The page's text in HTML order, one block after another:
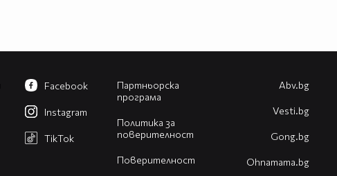
Партньорска
програма
Политика за
поверителност
Поверителност
Facebook
Instagram
TikTok
Abv.bg
Vesti.bg
Gong.bg
Оhnamama.bg